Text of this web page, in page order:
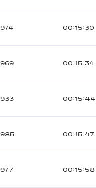
974 00:15:30
969 00:15:34
933 00:15:44
985 00:15:47
977 00:15:58